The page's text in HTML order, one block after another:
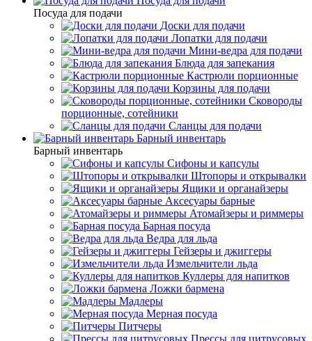
Посуда для подачи
Доски для подачи
Лопатки для подачи
Мини-ведра для подачи
Блюда для запекания
Кастрюли порционные
Корзины для подачи
Сковороды
порционные, сотейники
Сланцы для подачи
Барный инвентарь
Барный инвентарь
Сифоны и капсулы
Штопоры и открывалки
Ящики и органайзеры
Аксесуары барные
Атомайзеры и риммеры
Барная посуда
Ведра для льда
Гейзеры и джиггеры
Измельчители льда
Куллеры для напитков
Ложки бармена
Мадлеры
Мерная посуда
Питчеры
Прессы для цитрусовых